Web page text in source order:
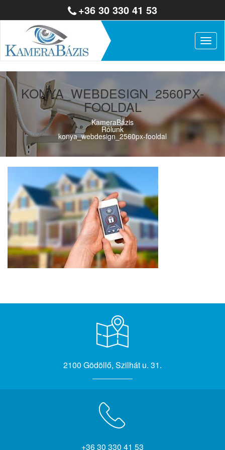
+36 30 330 41 53
KONYA_WEBDESIGN_2560PX-
FOOLDAL
KameraBázis
Rólunk
konya_webdesign_2560px-fooldal
2100 Gödöllő, Szilhát u. 31.
+36 30 330 41 53